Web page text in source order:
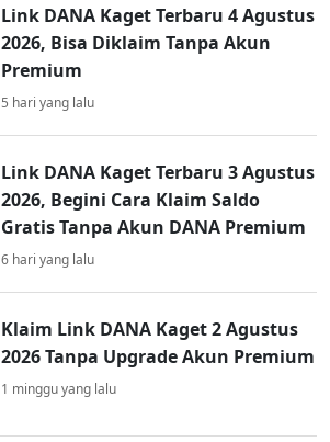
Link DANA Kaget Terbaru 4 Agustus
2026, Bisa Diklaim Tanpa Akun
Premium
5 hari yang lalu
Link DANA Kaget Terbaru 3 Agustus
2026, Begini Cara Klaim Saldo
Gratis Tanpa Akun DANA Premium
6 hari yang lalu
Klaim Link DANA Kaget 2 Agustus
2026 Tanpa Upgrade Akun Premium
1 minggu yang lalu